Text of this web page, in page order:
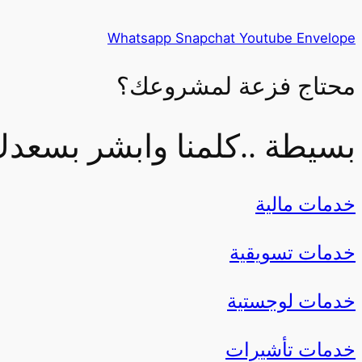
Whatsapp Snapchat Youtube Envelope
محتاج فزعة لمشروعك؟
بسيطة ..كلمنا وابشر
خدمات مالية
خدمات تسويقية
خدمات لوجستية
خدمات تأشيرات